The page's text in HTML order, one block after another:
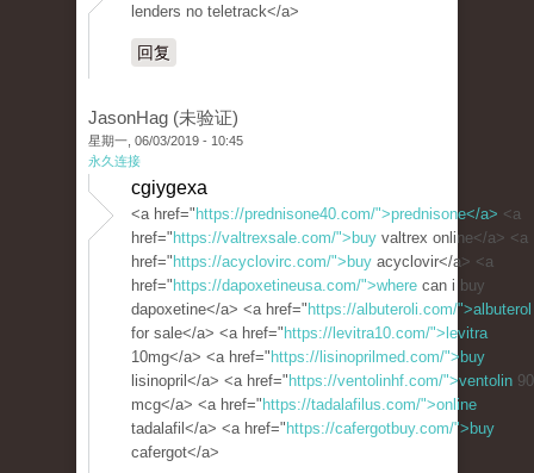
lenders no teletrack</a>
回复
JasonHag (未验证)
星期一, 06/03/2019 - 10:45
永久连接
cgiygexa
<a href=" https://prednisone40.com/">prednisone</a> <a
href=" https://valtrexsale.com/">buy valtrex online</a> <a
href=" https://acyclovirc.com/">buy acyclovir</a> <a
href=" https://dapoxetineusa.com/">where can i buy
dapoxetine</a> <a href=" https://albuteroli.com/">albuterol
for sale</a> <a href=" https://levitra10.com/">levitra
10mg</a> <a href=" https://lisinoprilmed.com/">buy
lisinopril</a> <a href=" https://ventolinhf.com/">ventolin 90
mcg</a> <a href=" https://tadalafilus.com/">online
tadalafil</a> <a href=" https://cafergotbuy.com/">buy
cafergot</a>